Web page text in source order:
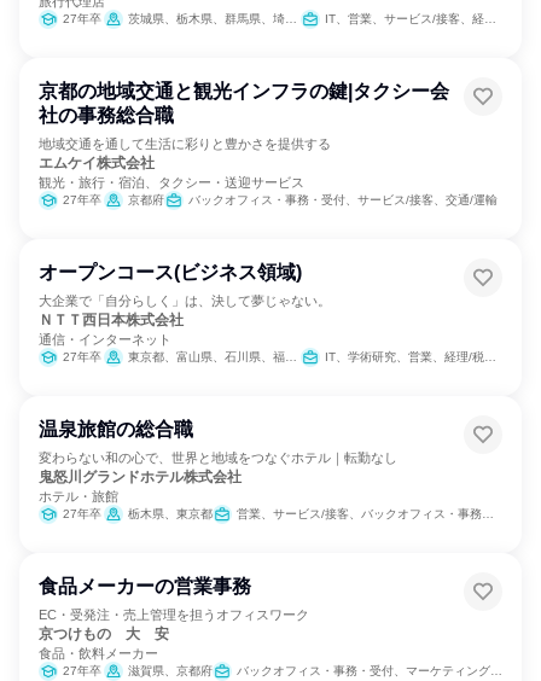
27年卒 茨城県、栃木県、群馬県、埼玉県、千葉県、東京都、神奈川県、山梨県、長野県、静岡県 IT、営業、サービス/接客、経理/税務/財務、法務/知財、商品企画、カスタマーサポート/コールセンター
京都の地域交通と観光インフラの鍵|タクシー会
社の事務総合職
地域交通を通して生活に彩りと豊かさを提供する
エムケイ株式会社
観光・旅行・宿泊、タクシー・送迎サービス
27年卒 京都府 バックオフィス・事務・受付、サービス/接客、交通/運輸
オープンコース(ビジネス領域)
大企業で「自分らしく」は、決して夢じゃない。
ＮＴＴ西日本株式会社
通信・インターネット
27年卒 東京都、富山県、石川県、福井県、岐阜県、静岡県、愛知県、三重県、滋賀県、京都府、大阪府、兵庫県、奈良県、和歌山県、鳥取県、島根県、岡山県、広島県、山口県、徳島県、香川県、愛媛県、高知県、福岡県、佐賀県、長崎県、熊本県、大分県、宮崎県、鹿児島県、沖縄県 IT、学術研究、営業、経理/税務/財務、人事、総務、マーケティング・広告・宣伝
温泉旅館の総合職
変わらない和の心で、世界と地域をつなぐホテル｜転勤なし
鬼怒川グランドホテル株式会社
ホテル・旅館
27年卒 栃木県、東京都 営業、サービス/接客、バックオフィス・事務・受付
食品メーカーの営業事務
EC・受発注・売上管理を担うオフィスワーク
京つけもの 大 安
食品・飲料メーカー
27年卒 滋賀県、京都府 バックオフィス・事務・受付、マーケティング・広告・宣伝、カスタマーサポート/コールセンター